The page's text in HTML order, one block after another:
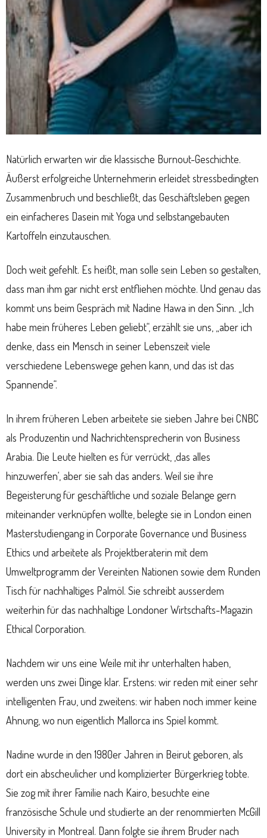
Natürlich erwarten wir die klassische Burnout-Geschichte.
Äußerst erfolgreiche Unternehmerin erleidet stressbedingten
Zusammenbruch und beschließt, das Geschäftsleben gegen
ein einfacheres Dasein mit Yoga und selbstangebauten
Kartoffeln einzutauschen.
Doch weit gefehlt. Es heißt, man solle sein Leben so gestalten,
dass man ihm gar nicht erst entfliehen möchte. Und genau das
kommt uns beim Gespräch mit Nadine Hawa in den Sinn. „Ich
habe mein früheres Leben geliebt“, erzählt sie uns, „aber ich
denke, dass ein Mensch in seiner Lebenszeit viele
verschiedene Lebenswege gehen kann, und das ist das
Spannende“.
In ihrem früheren Leben arbeitete sie sieben Jahre bei CNBC
als Produzentin und Nachrichtensprecherin von Business
Arabia. Die Leute hielten es für verrückt, ‚das alles
hinzuwerfen‘, aber sie sah das anders. Weil sie ihre
Begeisterung für geschäftliche und soziale Belange gern
miteinander verknüpfen wollte, belegte sie in London einen
Masterstudiengang in Corporate Governance und Business
Ethics und arbeitete als Projektberaterin mit dem
Umweltprogramm der Vereinten Nationen sowie dem Runden
Tisch für nachhaltiges Palmöl. Sie schreibt ausserdem
weiterhin für das nachhaltige Londoner Wirtschafts-Magazin
Ethical Corporation.
Nachdem wir uns eine Weile mit ihr unterhalten haben,
werden uns zwei Dinge klar. Erstens: wir reden mit einer sehr
intelligenten Frau, und zweitens: wir haben noch immer keine
Ahnung, wo nun eigentlich Mallorca ins Spiel kommt.
Nadine wurde in den 1980er Jahren in Beirut geboren, als
dort ein abscheulicher und komplizierter Bürgerkrieg tobte.
Sie zog mit ihrer Familie nach Kairo, besuchte eine
französische Schule und studierte an der renommierten McGill
University in Montreal. Dann folgte sie ihrem Bruder nach